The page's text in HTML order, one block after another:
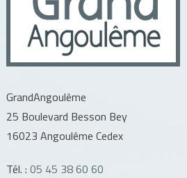
GrandAngoulême
25 Boulevard Besson Bey
16023 Angoulême Cedex
Tél. : 05 45 38 60 60